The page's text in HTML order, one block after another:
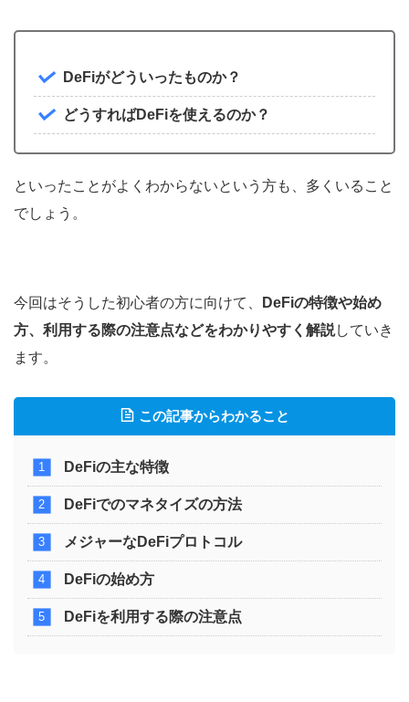
DeFiがどういったものか？
どうすればDeFiを使えるのか？
といったことがよくわからないという方も、多くいること
でしょう。
今回はそうした初心者の方に向けて、
DeFiの特徴や始め
方、利用する際の注意点などをわかりやすく解説していき
ます。
この記事からわかること
DeFiの主な特徴
DeFiでのマネタイズの方法
メジャーなDeFiプロトコル
DeFiの始め方
DeFiを利用する際の注意点